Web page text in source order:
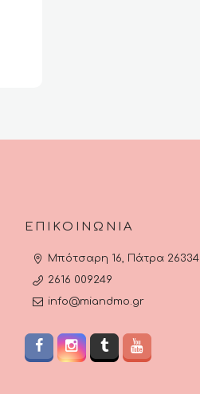
ΕΠΙΚΟΙΝΩΝΊΑ
Μπότσαρη 16, Πάτρα 26334
2616 009249
info@miandmo.gr